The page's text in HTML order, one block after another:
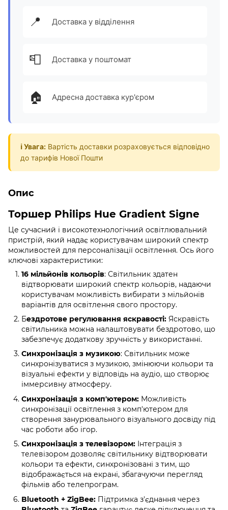
📍 Доставка у відділення
📮 Доставка у поштомат
🏠 Адресна доставка кур'єром
ℹ️ Увага: Вартість доставки розраховується відповідно
до тарифів Нової Пошти
Опис
Торшер Philips Hue Gradient Signe
Це сучасний і високотехнологічний освітлювальний
пристрій, який надає користувачам широкий спектр
можливостей для персоналізації освітлення. Ось його
ключові характеристики:
16 мільйонів кольорів: Світильник здатен
відтворювати широкий спектр кольорів, надаючи
користувачам можливість вибирати з мільйонів
варіантів для освітлення свого простору.
Бездротове регулювання яскравості: Яскравість
світильника можна налаштовувати бездротово, що
забезпечує додаткову зручність у використанні.
Синхронізація з музикою: Світильник може
синхронізуватися з музикою, змінюючи кольори та
візуальні ефекти у відповідь на аудіо, що створює
іммерсивну атмосферу.
Синхронізація з комп'ютером: Можливість
синхронізації освітлення з комп'ютером для
створення занурювального візуального досвіду під
час роботи або ігор.
Синхронізація з телевізором: Інтеграція з
телевізором дозволяє світильнику відтворювати
кольори та ефекти, синхронізовані з тим, що
відображається на екрані, збагачуючи перегляд
фільмів або телепрограм.
Bluetooth + ZigBee: Підтримка з'єднання через